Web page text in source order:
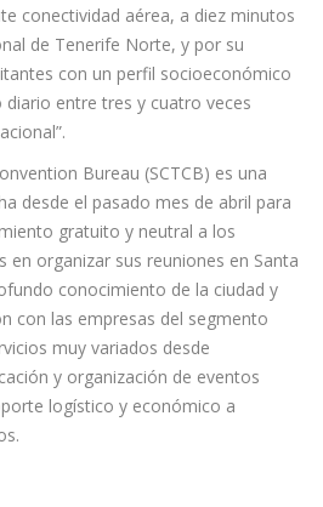
en Santa Cruz se manifiesta en
a la capital como destino
conectividad aérea, a diez minutos
de Tenerife Norte, y por su
con un perfil socioeconómico
entre tres y cuatro veces
Bureau (SCTCB) es una
desde el pasado mes de abril para
gratuito y neutral a los
organizar sus reuniones en Santa
conocimiento de la ciudad y
con las empresas del segmento
muy variados desde
y organización de eventos